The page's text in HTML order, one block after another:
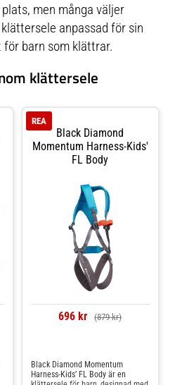
men många väljer
anpassad för sin
barn som klättrar.
klättersele
Black Diamond
Momentum Harness-Kids'
FL Body
REA
696 kr (879 kr)
Black Diamond Momentum
Harness-Kids’ FL Body är en